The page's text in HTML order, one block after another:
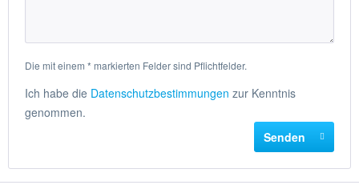
Die mit einem * markierten Felder sind Pflichtfelder.
Ich habe die Datenschutzbestimmungen zur Kenntnis
genommen.
Senden